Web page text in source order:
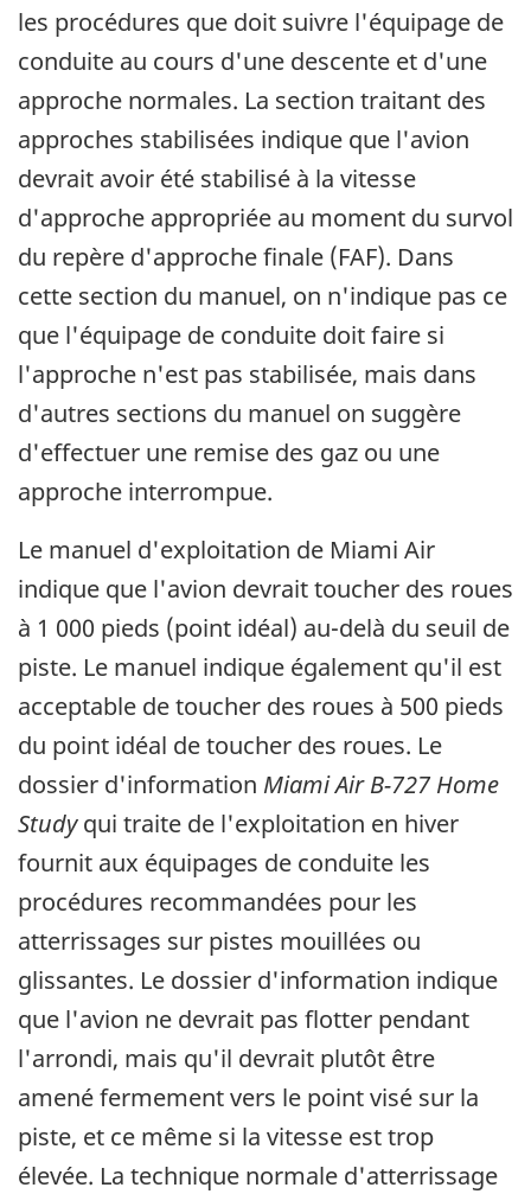
les procédures que doit suivre l'équipage de
conduite au cours d'une descente et d'une
approche normales. La section traitant des
approches stabilisées indique que l'avion
devrait avoir été stabilisé à la vitesse
d'approche appropriée au moment du survol
du repère d'approche finale (FAF). Dans
cette section du manuel, on n'indique pas ce
que l'équipage de conduite doit faire si
l'approche n'est pas stabilisée, mais dans
d'autres sections du manuel on suggère
d'effectuer une remise des gaz ou une
approche interrompue.
Le manuel d'exploitation de Miami Air
indique que l'avion devrait toucher des roues
à 1 000 pieds (point idéal) au-delà du seuil de
piste. Le manuel indique également qu'il est
acceptable de toucher des roues à 500 pieds
du point idéal de toucher des roues. Le
dossier d'information Miami Air B-727 Home
Studyqui traite de l'exploitation en hiver
fournit aux équipages de conduite les
procédures recommandées pour les
atterrissages sur pistes mouillées ou
glissantes. Le dossier d'information indique
que l'avion ne devrait pas flotter pendant
l'arrondi, mais qu'il devrait plutôt être
amené fermement vers le point visé sur la
piste, et ce même si la vitesse est trop
élevée. La technique normale d'atterrissage